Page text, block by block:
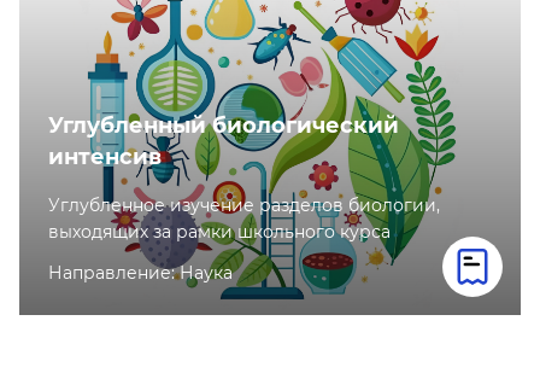
Углубленный биологический
интенсив
Углубленное изучение разделов биологии,
выходящих за рамки школьного курса
Направление: Наука